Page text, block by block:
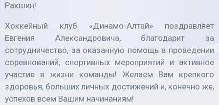
Ракшин!
Хоккейный клуб «Динамо-Алтай» поздравляет
Евгения Александровича, благодарит за
сотрудничество, за оказанную помощь в проведении
соревнований, спортивных мероприятий и активное
участие в жизни команды! Желаем Вам крепкого
здоровья, больших личных достижений и, конечно же,
успехов всем Вашим начинаниям!